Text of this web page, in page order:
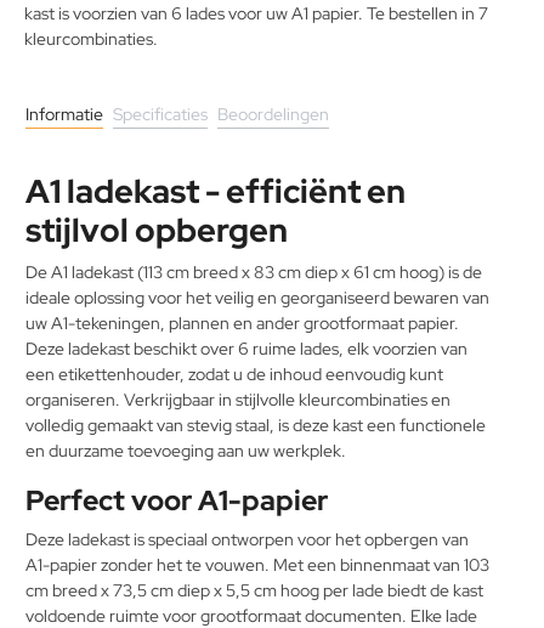
kast is voorzien van 6 lades voor uw A1 papier. Te bestellen in 7
kleurcombinaties.
Informatie Specificaties Beoordelingen
A1 ladekast - efficiënt en
stijlvol opbergen
De A1 ladekast (113 cm breed x 83 cm diep x 61 cm hoog) is de
ideale oplossing voor het veilig en georganiseerd bewaren van
uw A1-tekeningen, plannen en ander grootformaat papier.
Deze ladekast beschikt over 6 ruime lades, elk voorzien van
een etikettenhouder, zodat u de inhoud eenvoudig kunt
organiseren. Verkrijgbaar in stijlvolle kleurcombinaties en
volledig gemaakt van stevig staal, is deze kast een functionele
en duurzame toevoeging aan uw werkplek.
Perfect voor A1-papier
Deze ladekast is speciaal ontworpen voor het opbergen van
A1-papier zonder het te vouwen. Met een binnenmaat van 103
cm breed x 73,5 cm diep x 5,5 cm hoog per lade biedt de kast
voldoende ruimte voor grootformaat documenten. Elke lade